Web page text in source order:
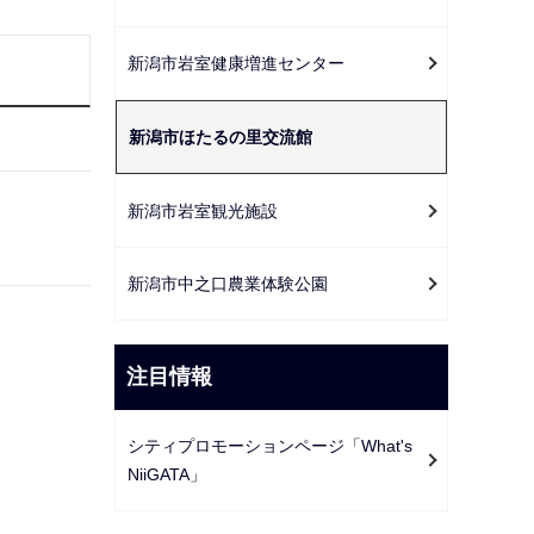
ョ
ン
こ
こ
か
新潟市岩室健康増進センター
新潟市ほたるの里交流館
新潟市岩室観光施設
新潟市中之口農業体験公園
注目情報
シティプロモーションページ「What's
NiiGATA」